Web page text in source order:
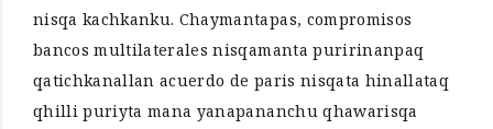
nisqa kachkanku. Chaymantapas, compromisos
bancos multilaterales nisqamanta puririnanpaq
qatichkanallan acuerdo de paris nisqata hinallataq
qhilli puriyta mana yanapananchu qhawarisqa